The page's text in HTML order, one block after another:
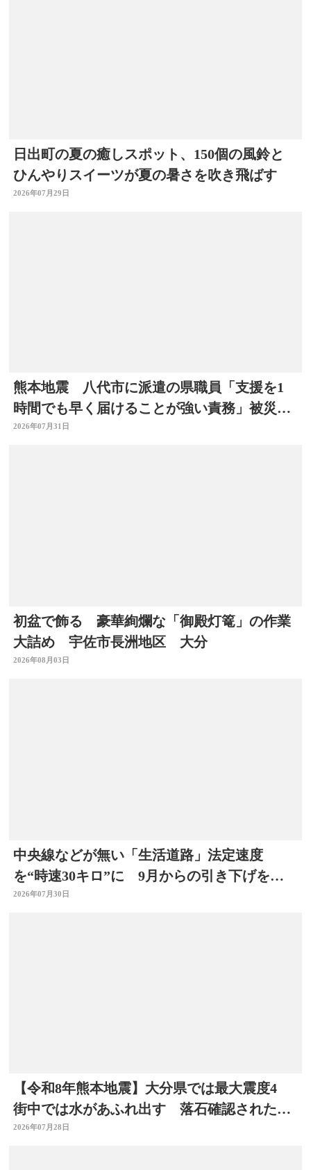
日出町の夏の癒しスポット、150個の風鈴と
ひんやりスイーツが夏の暑さを吹き飛ばす
2026年07月29日
熊本地震 八代市に派遣の県職員「支援を1
時間でも早く届けることが強い責務」被災地
の状況語る 大分
2026年07月31日
初盆で飾る 豪華絢爛な「御殿灯篭」の作業
大詰め 宇佐市長洲地区 大分
2026年08月03日
中央線などが無い「生活道路」法定速度
を“時速30キロ”に 9月からの引き下げを前
に警察官が街頭啓発
2026年07月30日
【令和8年熊本地震】大分県では最大震度4
街中では水があふれ出す 落石確認されたと
ころも
2026年07月28日